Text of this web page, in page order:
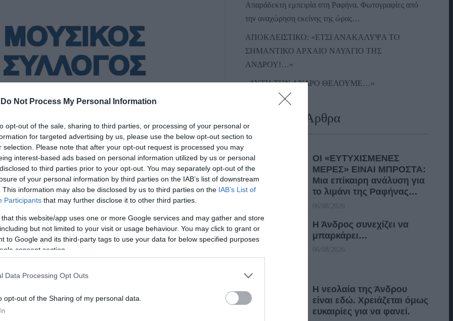
Do Not Process My Personal Information
opt-out of the sale, sharing to third parties, or processing of your personal or
for targeted advertising by us, please use the below opt-out section to
selection. Please note that after your opt-out request is processed you may
interest-based ads based on personal information utilized by us or personal
to third parties prior to your opt-out. You may separately opt-out of the
of your personal information by third parties on the IAB’s list of downstream
This information may also be disclosed by us to third parties on the IAB’s List of
Participants that may further disclose it to other third parties.
that this website/app uses one or more Google services and may gather and store
but not limited to your visit or usage behaviour. You may click to grant or
to Google and its third-party tags to use your data for below specified purposes
consent section.
Data Processing Opt Outs
opt-out of the Sharing of my personal data.
Απαράδεκτη εμπειρία στη Ραφήνα. Φωτογραφίες από
την αναχώρηση εκείνης της ώρας…
ΑΠΟΚΛΕΙΣΤΙΚΟ: «ΕΤΣΙ ΑΝΑΚΑΛΥΨΑ ΤΟ
ΣΗΜΑΝΤΙΚΟ ΑΡΧΑΙΟ ΝΑΥΑΓΙΟ ΤΗΣ
ΑΝΔΡΟΥ!…»
«ΑΥΤΗ ΤΗΝ ΑΝΔΡΟ ΘΕΛΟΥΜΕ…»
Πρόσφατα Άρθρα
ΟΙ «ΕΥΤΥΧΙΣΜΕΝΕΣ
ΜΕΡΕΣ» ΕΙΝΑΙ ΜΠΡΟΣΤΑ:
Μια επίκαιρη ανάλυση για
το λιμάνι της Ραφήνας…
06/08/2026
Η Άνδρος συνεχίζει να
μπαρκάρει…
06/08/2026
Η νεολαία της Άνδρου
είναι εδώ. Χρειάζεται όμως
ευκαιρίες για να φανεί.